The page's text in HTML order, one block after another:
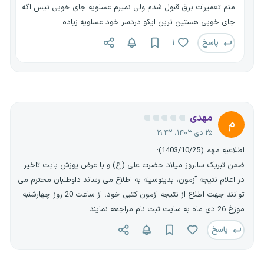
منم تعمیرات برق قبول شدم ولی نمیرم عسلویه جای خوبی نیس اگه
جای خوبی هستین نرین ایکو دردسر خود عسلویه زیاده
پاسخ
۱
م مهدی
۲۵ دی ۱۴۰۳، ۱۹:۴۲
اطلاعیه مهم (1403/10/25):
ضمن تبریک سالروز میلاد حضرت علی (ع) و با عرض پوزش بابت تاخیر
در اعلام نتیجه آزمون، بدینوسیله به اطلاع می رساند داوطلبان محترم می
توانند جهت اطلاع از نتیجه ازمون کتبی خود، از ساعت 20 روز چهارشنبه
موزخ 26 دی ماه به سایت ثبت نام مراجعه نمایند.
پاسخ